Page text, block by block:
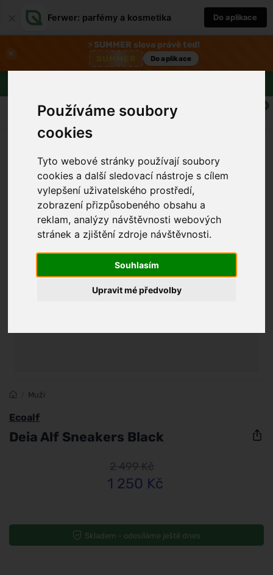
Používáme soubory
cookies
Tyto webové stránky používají soubory
cookies a další sledovací nástroje s cílem
vylepšení uživatelského prostředí,
zobrazení přizpůsobeného obsahu a
reklam, analýzy návštěvnosti webových
stránek a zjištění zdroje návštěvnosti.
Souhlasím
Upravit mé předvolby
Ferwer: parfémy a kosmetika Do aplikace
×
⚡SUMMER sleva právě teď!
Do aplikace
0
Muži
Ecoalf
Deia Alf Sneakers Black
2 499 Kč
1 250 Kč
Skladem - odesíláme ještě dnes